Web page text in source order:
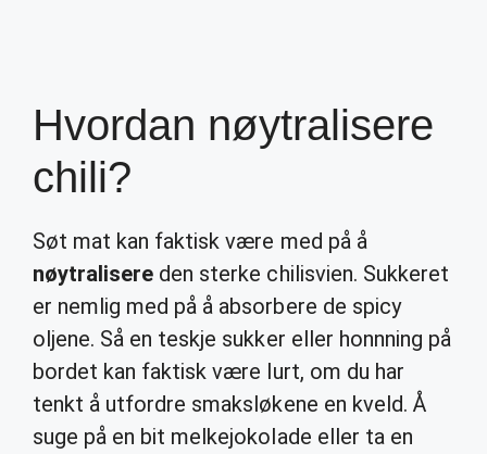
Hvordan nøytralisere
chili?
Søt mat kan faktisk være med på å
nøytralisere den sterke chilisvien. Sukkeret
er nemlig med på å absorbere de spicy
oljene. Så en teskje sukker eller honnning på
bordet kan faktisk være lurt, om du har
tenkt å utfordre smaksløkene en kveld. Å
suge på en bit melkejokolade eller ta en